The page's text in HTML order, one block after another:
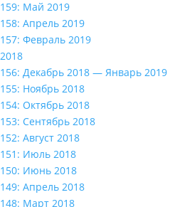
159: Май 2019
158: Апрель 2019
157: Февраль 2019
2018
156: Декабрь 2018 — Январь 2019
155: Ноябрь 2018
154: Октябрь 2018
153: Сентябрь 2018
152: Август 2018
151: Июль 2018
150: Июнь 2018
149: Апрель 2018
148: Март 2018